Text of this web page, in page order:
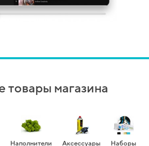
товары магазина
Наполнители Аксессуары Наборы